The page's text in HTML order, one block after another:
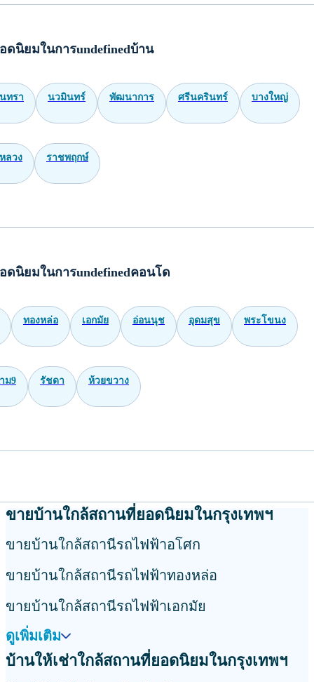
ดนิยมในการundefinedบ้าน
ทรา นวมินทร์ พัฒนาการ ศรีนครินทร์ บางใหญ่
ลวง ราชพฤกษ์
ดนิยมในการundefinedคอนโด
ทองหล่อ เอกมัย อ่อนนุช อุดมสุข พระโขนง
ม9 รัชดา ห้วยขวาง
ขายบ้านใกล้สถานที่ยอดนิยมในกรุงเทพฯ
ขายบ้านใกล้สถานีรถไฟฟ้าอโศก
ขายบ้านใกล้สถานีรถไฟฟ้าทองหล่อ
ขายบ้านใกล้สถานีรถไฟฟ้าเอกมัย
ดูเพิ่มเติม
บ้านให้เช่าใกล้สถานที่ยอดนิยมในกรุงเทพฯ